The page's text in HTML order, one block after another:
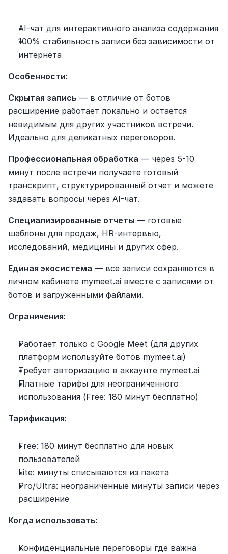
AI-чат для интерактивного анализа содержания
100% стабильность записи без зависимости от
интернета
Особенности:
Скрытая запись — в отличие от ботов
расширение работает локально и остается
невидимым для других участников встречи.
Идеально для деликатных переговоров.
Профессиональная обработка — через 5-10
минут после встречи получаете готовый
транскрипт, структурированный отчет и можете
задавать вопросы через AI-чат.
Специализированные отчеты — готовые
шаблоны для продаж, HR-интервью,
исследований, медицины и других сфер.
Единая экосистема — все записи сохраняются в
личном кабинете mymeet.ai вместе с записями от
ботов и загруженными файлами.
Ограничения:
Работает только с Google Meet (для других
платформ используйте ботов mymeet.ai)
Требует авторизацию в аккаунте mymeet.ai
Платные тарифы для неограниченного
использования (Free: 180 минут бесплатно)
Тарификация:
Free: 180 минут бесплатно для новых
пользователей
Lite: минуты списываются из пакета
Pro/Ultra: неограниченные минуты записи через
расширение
Когда использовать:
Конфиденциальные переговоры где важна